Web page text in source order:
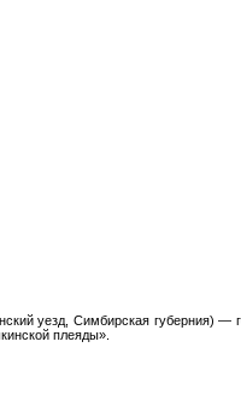
уезд, Симбирская губерния) —
плеяды».